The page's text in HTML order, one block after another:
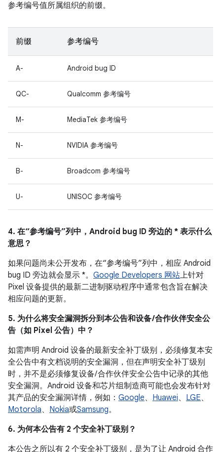
参考编号值所属组织的前缀。
前缀 参考编号
A- Android bug ID
QC- Qualcomm 参考编号
M- MediaTek 参考编号
N- NVIDIA 参考编号
B- Broadcom 参考编号
U- UNISOC 参考编号
4. 在“参考编号”列中，Android bug ID 旁边的 * 表示什么
意思？
如果问题尚未公开发布，在“参考编号”列中，相应 Android
bug ID 旁边就会显示 *。 Google Developers 网站上针对
Pixel 设备提供的最新二进制驱动程序中通常包含旨在解决
相应问题的更新。
5. 为什么将安全漏洞拆分到本公告和设备 /合作伙伴安全公
告（如 Pixel 公告）中？
如需声明 Android 设备的最新安全补丁级别，必须修复本安
全公告中有文档说明的安全漏洞，但在声明安全补丁级别
时，并不是必须修复设备/ 合作伙伴安全公告中记录的其他
安全漏洞。Android 设备和芯片组制造商可能也会发布针对
其产品的安全漏洞详情，例如： Google、 Huawei、 LGE、
Motorola、 Nokia或Samsung。
6. 为何本公告有 2 个安全补丁级别？
本公告之所以有 2 个安全补丁级别，是为了让 Android 合作